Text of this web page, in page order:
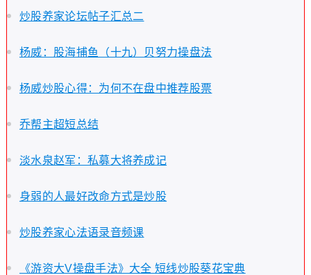
炒股养家论坛帖子汇总二
杨威：股海捕鱼（十九）贝努力操盘法
杨威炒股心得：为何不在盘中推荐股票
乔帮主超短总结
淡水泉赵军：私募大将养成记
身弱的人最好改命方式是炒股
炒股养家心法语录音频课
《游资大V操盘手法》大全 短线炒股葵花宝典